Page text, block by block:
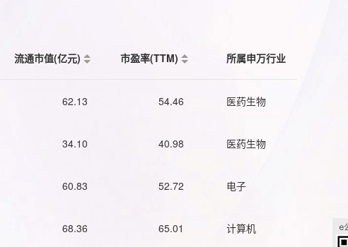
流通市值(亿元) 市盈率(TTM) 所属申万行业
62.13 54.46 医药生物
34.10 40.98 医药生物
60.83 52.72 电子
68.36 65.01 计算机